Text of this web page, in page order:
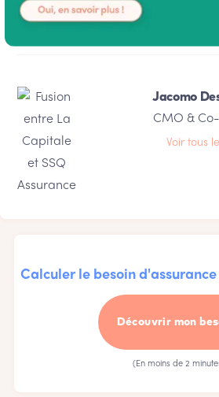
Jacomo
CMO &
Voir tous
Calculer le besoin
Découvrir mon
(En moins de 2